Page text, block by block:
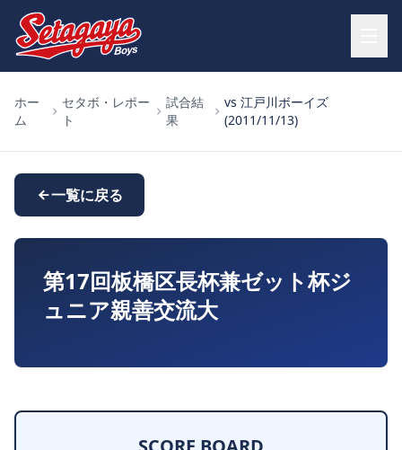
ホー
ム
セタボ・レポー
ト
試合結
果
vs 江戸川ボーイズ
(2011/11/13)
一覧に戻る
第17回板橋区長杯兼ゼット杯ジ
ュニア親善交流大